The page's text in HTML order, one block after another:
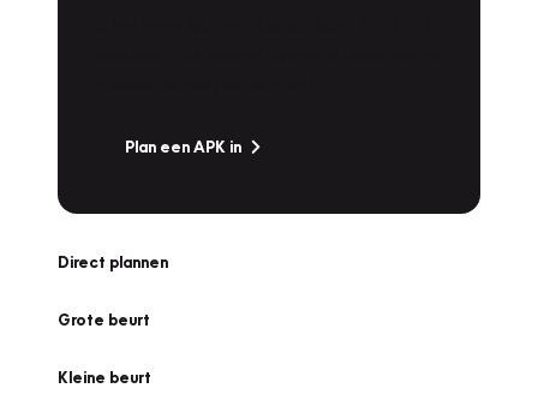
Plan een APK in
Direct plannen
Grote beurt
Kleine beurt